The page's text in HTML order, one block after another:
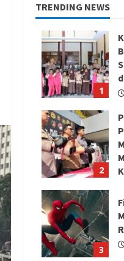
TRENDING NEWS
1
2
3